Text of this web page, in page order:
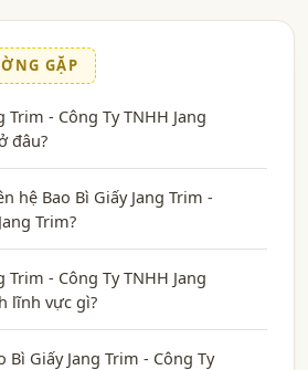
GẶP
Trim - Công Ty TNHH Jang
đâu?
hệ Bao Bì Giấy Jang Trim -
Trim?
Trim - Công Ty TNHH Jang
lĩnh vực gì?
Bì Giấy Jang Trim - Công Ty